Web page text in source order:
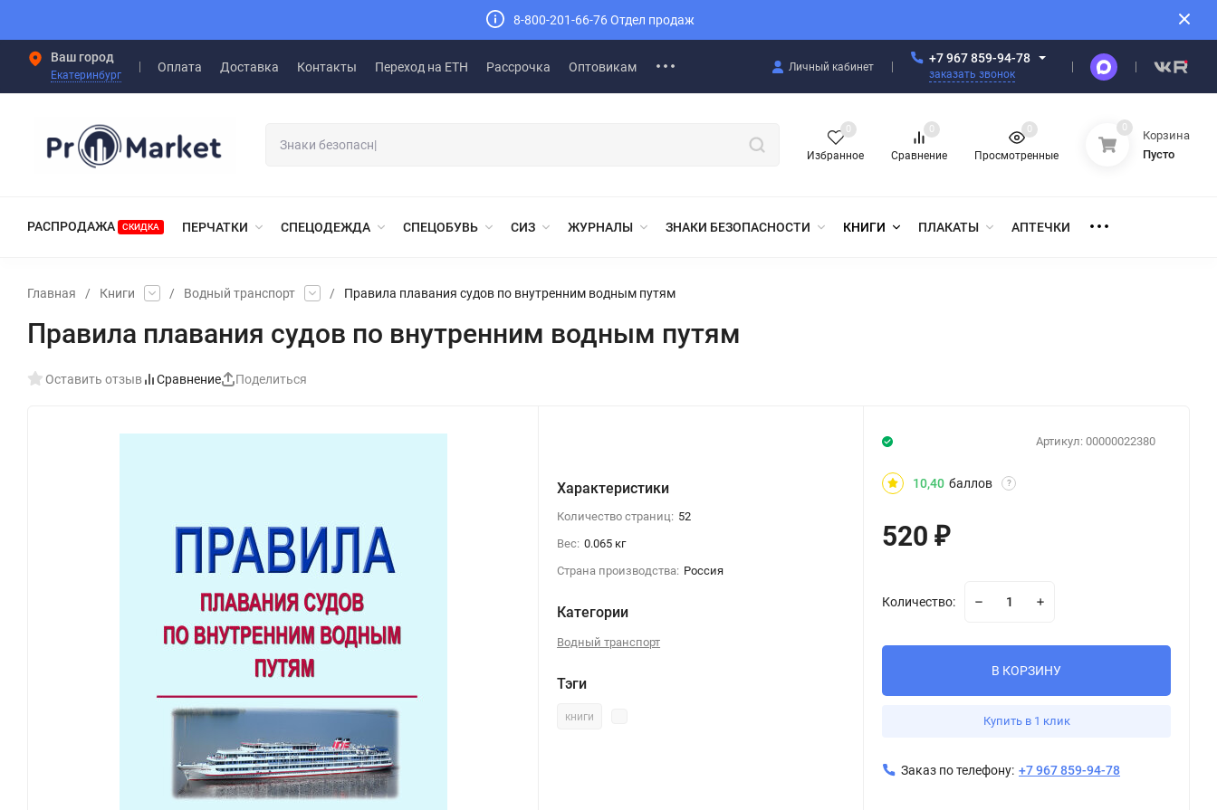
8-800-201-66-76 Отдел продаж
Ваш город
Екатеринбург
Оплата Доставка Контакты Переход на ЕТН Рассрочка Оптовикам Личный кабинет
+7 967 859-94-78
заказать звонок
Избранное
0
Сравнение
0
Просмотренные
0 0
Корзина
Пусто
РАСПРОДАЖА СКИДКА ПЕРЧАТКИ СПЕЦОДЕЖДА СПЕЦОБУВЬ СИЗ ЖУРНАЛЫ ЗНАКИ БЕЗОПАСНОСТИ КНИГИ ПЛАКАТЫ АПТЕЧКИ
Главная / Книги / Водный транспорт / Правила плавания судов по внутренним водным путям
Правила плавания судов по внутренним водным путям
Оставить отзыв Сравнение Поделиться
Характеристики
Количество страниц: 52
Вес: 0.065 кг
Страна производства: Россия
Категории
Водный транспорт
Тэги
книги
Артикул: 00000022380
10,40 баллов ?
520₽
Количество:
В КОРЗИНУ
Купить в 1 клик
Заказ по телефону: +7 967 859-94-78